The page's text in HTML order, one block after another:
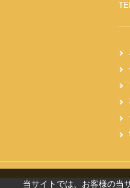
当サイトでは、お客様の当